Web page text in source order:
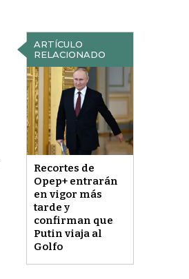
ARTÍCULO
RELACIONADO
Recortes de
Opep+ entrarán
en vigor más
tarde y
confirman que
Putin viaja al
Golfo